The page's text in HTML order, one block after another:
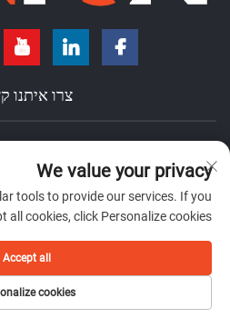
צרו איתנו
גואנדונג, סין.
+86-18098194312
פרטיות
We value your privacy
tools to provide our services. If you
all cookies, click Personalize cookies.
cookies
Accept all